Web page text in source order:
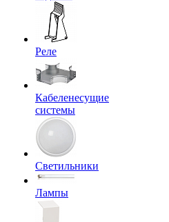
Реле
Кабеленесущие
системы
Светильники
Лампы